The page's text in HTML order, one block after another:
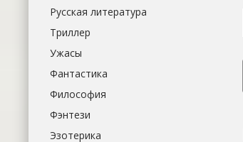
Русская литература
Триллер
Ужасы
Фантастика
Философия
Фэнтези
Эзотерика